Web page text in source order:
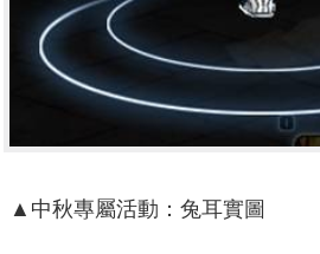
▲中秋專屬活動：兔耳實圖